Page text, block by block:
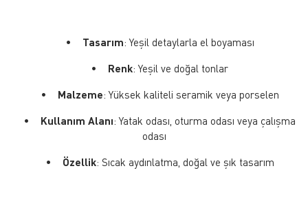
• Tasarım: Yeşil detaylarla el boyaması
• Renk: Yeşil ve doğal tonlar
• Malzeme: Yüksek kaliteli seramik veya porselen
• Kullanım Alanı: Yatak odası, oturma odası veya çalışma
odası
• Özellik: Sıcak aydınlatma, doğal ve şık tasarım